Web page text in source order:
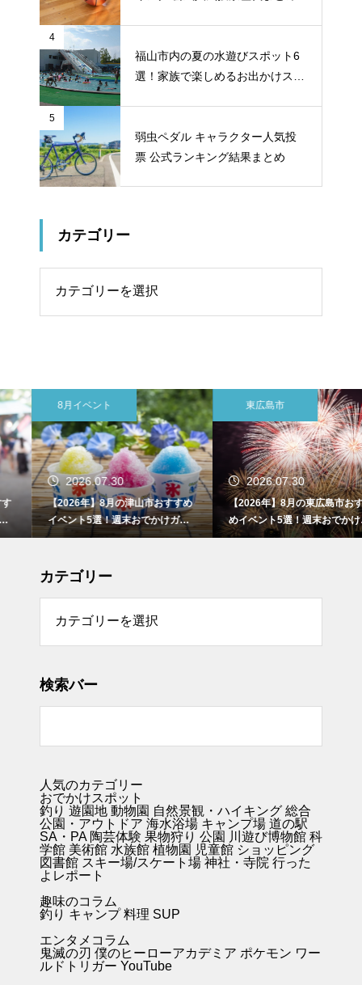
4
福山市内の夏の水遊びスポット6
選！家族で楽しめるお出かけスポ
5
弱虫ペダル キャラクター人気投
票 公式ランキング結果まとめ
カテゴリー
8月イベント
2026.07.30
【2026年】8月の津山市おすすめ
イベント5選！週末おでかけガイ
ド
東広島市
2026.07.30
【2026年】8月の東広島市おすす
めイベント5選！週末おでかけガ
イド
カテゴリー
検索バー
人気のカテゴリー
おでかけスポット
釣り 遊園地 動物園 自然景観・ハイキング 総合
公園・アウトドア 海水浴場 キャンプ場 道の駅
SA・PA 陶芸体験 果物狩り 公園 川遊び博物館 科
学館 美術館 水族館 植物園 児童館 ショッピング
図書館 スキー場/スケート場 神社・寺院 行った
よレポート
趣味のコラム
釣り キャンプ料理 SUP
エンタメコラム
鬼滅の刃 僕のヒーローアカデミア ポケモン ワー
ルドトリガー YouTube